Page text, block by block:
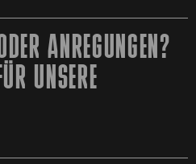
ANREGUNGEN?
UNSERE